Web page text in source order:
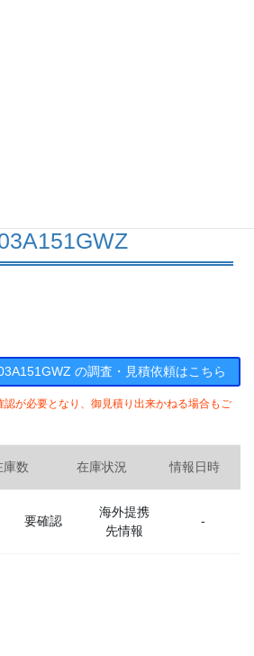
の調査・見積依頼はこちら
が必要となり、御見積り出来かねる場合もご
庫数 在庫状況 情報日時
要確認
海外提携
先情報
-